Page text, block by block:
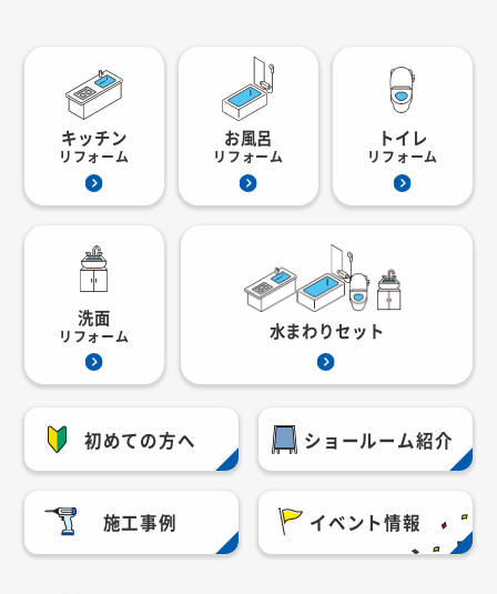
キッチン
リフォーム
お風呂
リフォーム
トイレ
リフォーム
洗面
リフォーム 水まわりセット
初めての方へ ショールーム紹介
施工事例 イベント情報